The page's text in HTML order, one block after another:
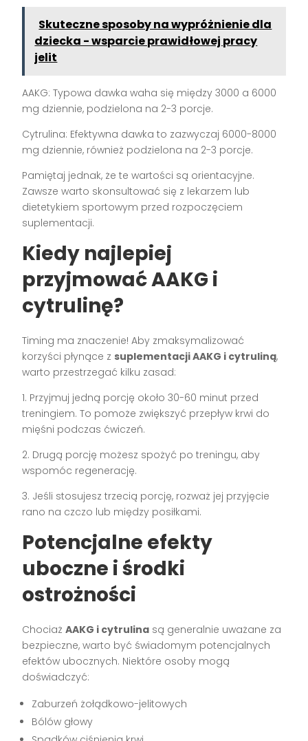
Skuteczne sposoby na wypróżnienie dla
dziecka - wsparcie prawidłowej pracy
jelit
AAKG: Typowa dawka waha się między 3000 a 6000
mg dziennie, podzielona na 2-3 porcje.
Cytrulina: Efektywna dawka to zazwyczaj 6000-8000
mg dziennie, również podzielona na 2-3 porcje.
Pamiętaj jednak, że te wartości są orientacyjne.
Zawsze warto skonsultować się z lekarzem lub
dietetykiem sportowym przed rozpoczęciem
suplementacji.
Kiedy najlepiej
przyjmować AAKG i
cytrulinę?
Timing ma znaczenie! Aby zmaksymalizować
korzyści płynące z suplementacji AAKG i cytruliną,
warto przestrzegać kilku zasad:
1. Przyjmuj jedną porcję około 30-60 minut przed
treningiem. To pomoże zwiększyć przepływ krwi do
mięśni podczas ćwiczeń.
2. Drugą porcję możesz spożyć po treningu, aby
wspomóc regenerację.
3. Jeśli stosujesz trzecią porcję, rozważ jej przyjęcie
rano na czczo lub między posiłkami.
Potencjalne efekty
uboczne i środki
ostrożności
ChociażAAKG i cytrulina są generalnie uważane za
bezpieczne, warto być świadomym potencjalnych
efektów ubocznych. Niektóre osoby mogą
doświadczyć:
Zaburzeń żołądkowo-jelitowych
Bólów głowy